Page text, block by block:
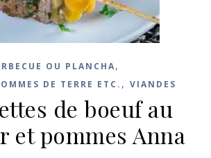
OU PLANCHA,
DE TERRE ETC. , VIANDES
de boeuf au
et pommes Anna